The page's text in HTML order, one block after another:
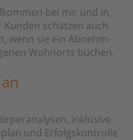
bei mir und in
schätzen auch
wenn sie ein Abnehm-
Wohnorts buchen.
inklusive
und Erfolgskontrolle